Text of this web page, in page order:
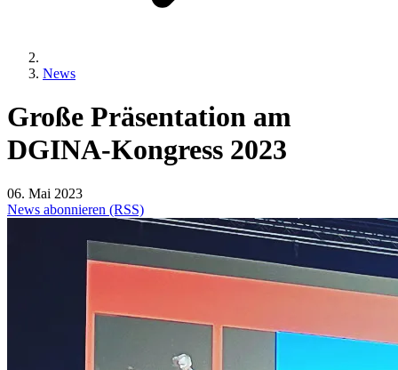
News
Große Präsentation am
DGINA-Kongress 2023
06. Mai 2023
News abonnieren (RSS)